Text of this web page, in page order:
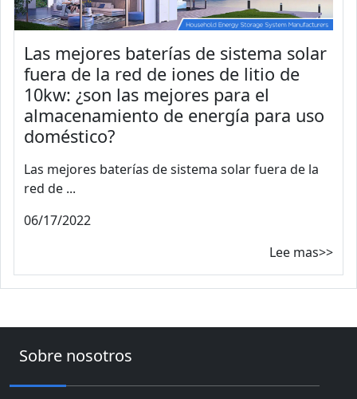
Las mejores baterías de sistema solar
fuera de la red de iones de litio de
10kw: ¿son las mejores para el
almacenamiento de energía para uso
doméstico?
Las mejores baterías de sistema solar fuera de la
red de ...
06/17/2022
Lee mas>>
Sobre nosotros